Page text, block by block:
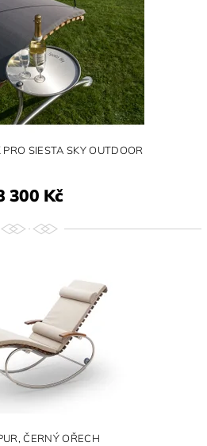
SIESTA SKY OUTDOOR
300 Kč
ČERNÝ OŘECH